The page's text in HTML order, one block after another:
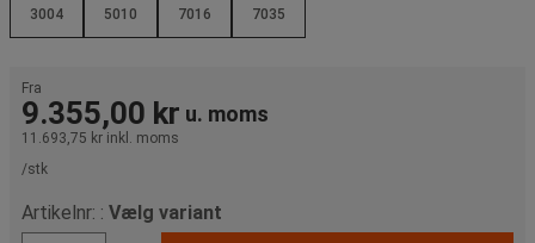
3004 5010 7016 7035
Fra
9.355,00 kr u. moms
11.693,75 kr inkl. moms
/stk
Artikelnr: : Vælg variant